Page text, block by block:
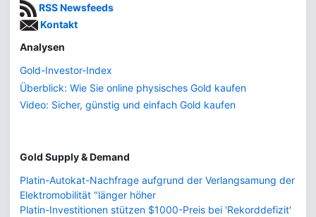
RSS Newsfeeds
Kontakt
Analysen
Gold-Investor-Index
Überblick: Wie Sie online physisches Gold kaufen
Video: Sicher, günstig und einfach Gold kaufen
Gold Supply & Demand
Platin-Autokat-Nachfrage aufgrund der Verlangsamung der
Elektromobilität "länger höher
Platin-Investitionen stützen $1000-Preis bei 'Rekorddefizit'